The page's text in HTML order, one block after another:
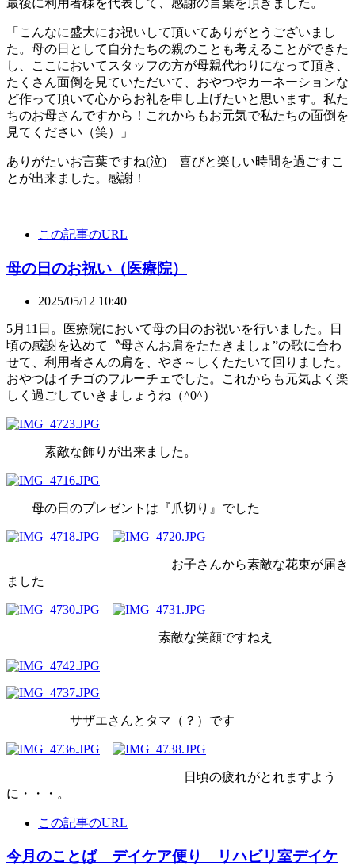
最後に利用者様を代表して、感謝の言葉を頂きました。
「こんなに盛大にお祝いして頂いてありがとうございまし
た。母の日として自分たちの親のことも考えることができた
し、ここにおいてスタッフの方が母親代わりになって頂き、
たくさん面倒を見ていただいて、おやつやカーネーションな
ど作って頂いて心からお礼を申し上げたいと思います。私た
ちのお母さんですから！これからもお元気で私たちの面倒を
見てください（笑）」
ありがたいお言葉ですね(泣) 喜びと楽しい時間を過ごすこ
とが出来ました。感謝！
この記事のURL
母の日のお祝い（医療院）
2025/05/12 10:40
5月11日。医療院において母の日のお祝いを行いました。日
頃の感謝を込めて〝母さんお肩をたたきましょ”の歌に合わ
せて、利用者さんの肩を、やさ～しくたたいて回りました。
おやつはイチゴのフルーチェでした。これからも元気よく楽
しく過ごしていきましょうね（^0^）
素敵な飾りが出来ました。
母の日のプレゼントは『爪切り』でした
お子さんから素敵な花束が届き
ました
素敵な笑顔ですねえ
サザエさんとタマ（？）です
日頃の疲れがとれますよう
に・・・。
この記事のURL
今月のことば デイケア便り リハビリ室デイケ